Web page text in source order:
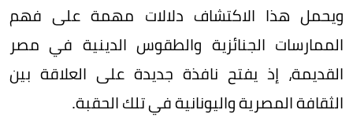
ويحمل هذا الاكتشاف دلالات مهمة على فهم
الممارسات الجنائزية والطقوس الدينية في مصر
القديمة، إذ يفتح نافذة جديدة على العلاقة بين
الثقافة المصرية واليونانية في تلك الحقبة.